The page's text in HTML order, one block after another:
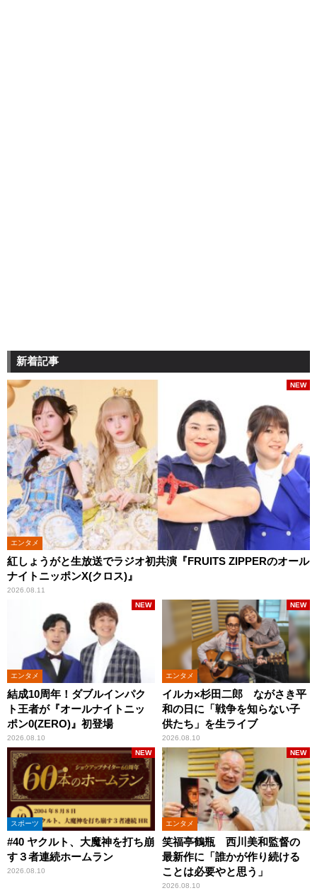
新着記事
エンタメ
紅しょうがと生放送でラジオ初共演『FRUITS ZIPPERのオール
ナイトニッポンX(クロス)』
2026.08.11
NEW
エンタメ
結成10周年！ダブルインパク
ト王者が『オールナイトニッ
ポン0(ZERO)』初登場
2026.08.10
NEW
エンタメ
イルカ×杉田二郎 ながさき平
和の日に「戦争を知らない子
供たち」を生ライブ
2026.08.10
NEW
スポーツ
#40 ヤクルト、大魔神を打ち崩
す３者連続ホームラン
2026.08.10
NEW
エンタメ
笑福亭鶴瓶 西川美和監督の
最新作に「誰かが作り続ける
ことは必要やと思う」
2026.08.10
NEW